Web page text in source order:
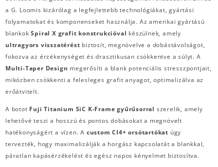
a G. Loomis kizárólag a legfejlettebb technológiákat, gyártási
folyamatokat és komponenseket használja. Az amerikai gyártású
blankokSpiral X grafit konstrukcióval készülnek, amely
ultragyors visszatérést biztosít, megnövelve a dobástávolságot,
fokozva az érzékenységet és drasztikusan csökkentve a súlyt. A
Multi-Taper Design megerősíti a blank potenciális stresszpontjait,
miközben csökkenti a felesleges grafit anyagot, optimalizálva az
erőátvitelt.
A botot Fuji Titanium SiC K-Frame gyűrűsorral szerelik, amely
lehetővé teszi a hosszú és pontos dobásokat a megnövelt
hatékonyságért a vízen. A custom CI4+ orsótartókat úgy
tervezték, hogy maximalizálják a horgász kapcsolatát a blankkal,
páratlan kapásérzékelést és egész napos kényelmet biztosítva.